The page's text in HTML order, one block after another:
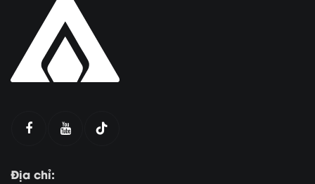
Địa chỉ: